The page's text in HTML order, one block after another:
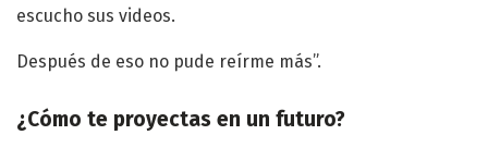
escucho sus videos.
Después de eso no pude reírme más”.
¿Cómo te proyectas en un futuro?